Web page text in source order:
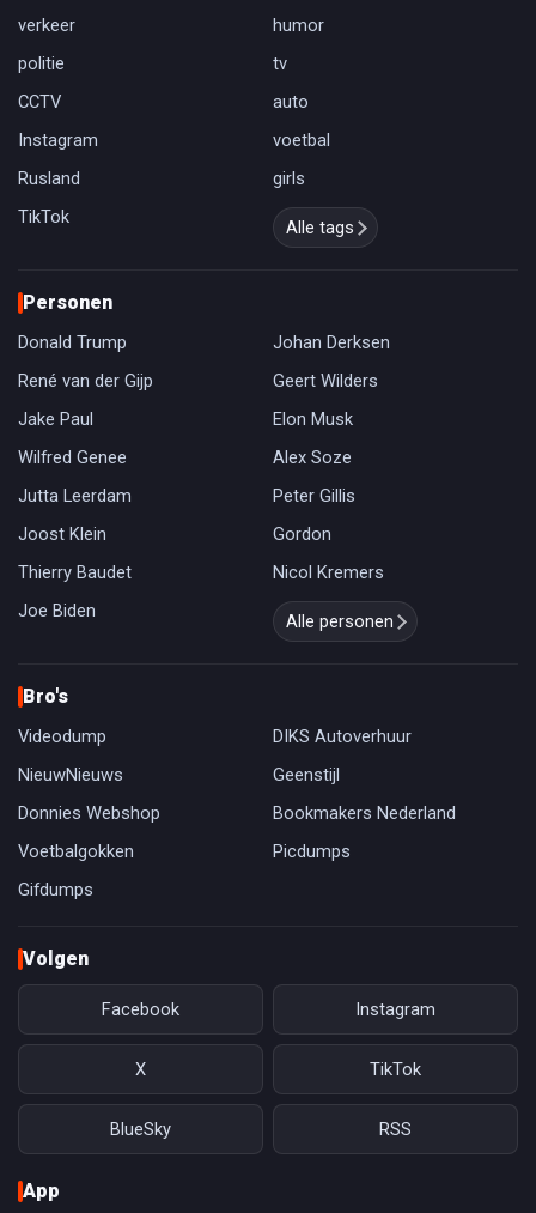
verkeer
humor
politie
tv
CCTV
auto
Instagram
voetbal
Rusland
girls
TikTok
Alle tags
Personen
Donald Trump
Johan Derksen
René van der Gijp
Geert Wilders
Jake Paul
Elon Musk
Wilfred Genee
Alex Soze
Jutta Leerdam
Peter Gillis
Joost Klein
Gordon
Thierry Baudet
Nicol Kremers
Joe Biden
Alle personen
Bro's
Videodump
DIKS Autoverhuur
NieuwNieuws
Geenstijl
Donnies Webshop
Bookmakers Nederland
Voetbalgokken
Picdumps
Gifdumps
Volgen
Facebook Instagram
X TikTok
BlueSky RSS
App